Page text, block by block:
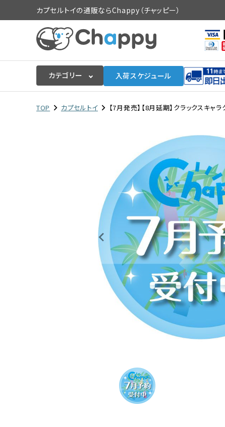
カプセルトイの通販ならChappy（チャッピー）
カテゴリー 入荷スケジュール
ログイン 会員登録
TOP カプセルトイ 【7月発売】【8月延期】クラックスキ